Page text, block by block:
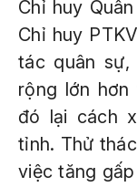
Chỉ huy
Chỉ huy
tác quân
rộng lớn
đó lại cách
tỉnh. Thử
việc tăng